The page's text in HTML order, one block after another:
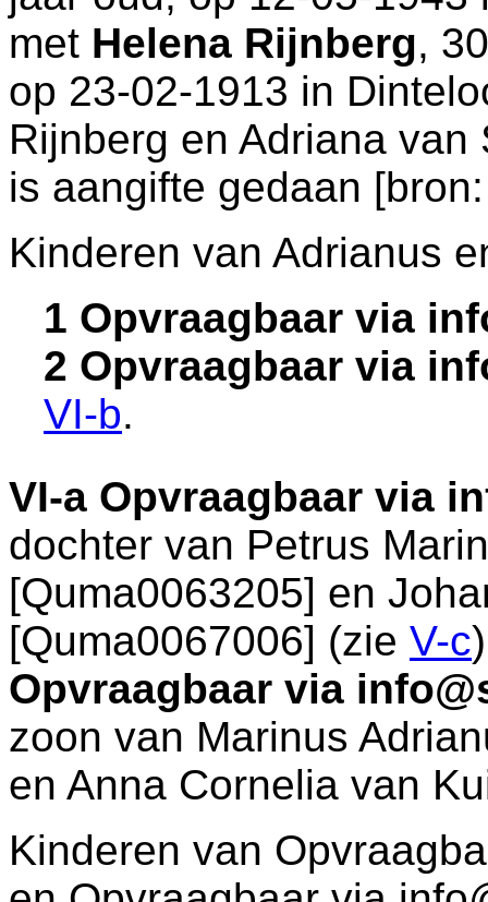
met Helena Rijnberg,
op 23-02-1913 in
Rijnberg en Adriana van
is aangifte gedaan [
Kinderen van Adrianus
1 Opvraagbaar via
2 Opvraagbaar via
VI-b.
VI-a Opvraagbaar via
dochter van Petrus
[Quma0063205] en
[Quma0067006] (zie V-c
Opvraagbaar via
zoon van Marinus
en Anna Cornelia van
Kinderen van